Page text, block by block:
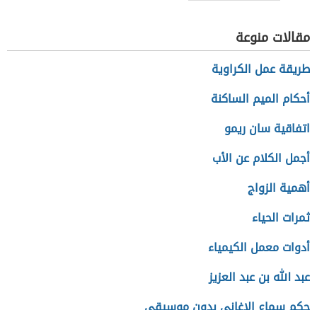
مقالات منوعة
طريقة عمل الكراوية
أحكام الميم الساكنة
اتفاقية سان ريمو
أجمل الكلام عن الأب
أهمية الزواج
ثمرات الحياء
أدوات معمل الكيمياء
عبد الله بن عبد العزيز